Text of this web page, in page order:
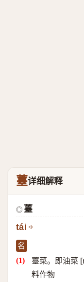
薹详细解释
◎ 薹
tái
名
薹菜。即油菜
料作物